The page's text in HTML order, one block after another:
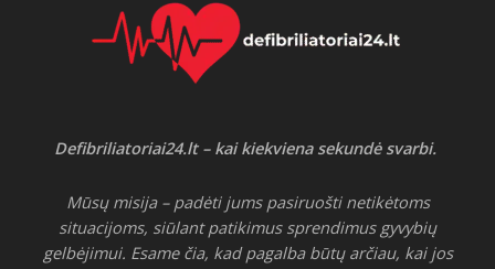
Defibriliatoriai24.lt – kai kiekviena sekundė svarbi.
Mūsų misija – padėti jums pasiruošti netikėtoms
situacijoms, siūlant patikimus sprendimus gyvybių
gelbėjimui. Esame čia, kad pagalba būtų arčiau, kai jos